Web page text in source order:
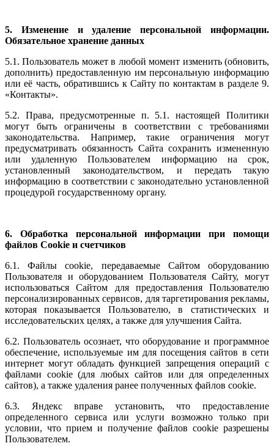
5. Изменение и удаление персональной информации.
Обязательное хранение данных
5.1. Пользователь может в любой момент изменить (обновить,
дополнить) предоставленную им персональную информацию
или её часть, обратившись к Сайту по контактам в разделе 9.
«Контакты».
5.2. Права, предусмотренные п. 5.1. настоящей Политики
могут быть ограничены в соответствии с требованиями
законодательства. Например, такие ограничения могут
предусматривать обязанность Сайта сохранить измененную
или удаленную Пользователем информацию на срок,
установленный законодательством, и передать такую
информацию в соответствии с законодательно установленной
процедурой государственному органу.
6. Обработка персональной информации при помощи
файлов Cookie и счетчиков
6.1. Файлы cookie, передаваемые Сайтом оборудованию
Пользователя и оборудованием Пользователя Сайту, могут
использоваться Сайтом для предоставления Пользователю
персонализированных сервисов, для таргетирования рекламы,
которая показывается Пользователю, в статистических и
исследовательских целях, а также для улучшения Сайта.
6.2. Пользователь осознает, что оборудование и программное
обеспечение, используемые им для посещения сайтов в сети
интернет могут обладать функцией запрещения операций с
файлами cookie (для любых сайтов или для определенных
сайтов), а также удаления ранее полученных файлов cookie.
6.3. Яндекс вправе установить, что предоставление
определенного сервиса или услуги возможно только при
условии, что прием и получение файлов cookie разрешены
Пользователем.